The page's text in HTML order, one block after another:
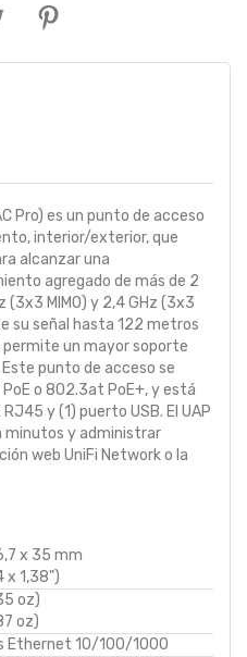
Pro) es un punto de acceso
interior/exterior, que
alcanzar una
agregado de más de 2
(3x3 MIMO) y 2,4 GHz (3x3
su señal hasta 122 metros
permite un mayor soporte
punto de acceso se
o 802.3at PoE+, y está
y (1) puerto USB. El UAP
minutos y administrar
web UniFi Network o la
x 35 mm
x 1,38")
oz)
oz)
Ethernet 10/100/1000